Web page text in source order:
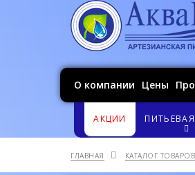
О компании Цены
АКЦИИ
ГЛАВНАЯ КАТАЛОГ ТОВАРОВ